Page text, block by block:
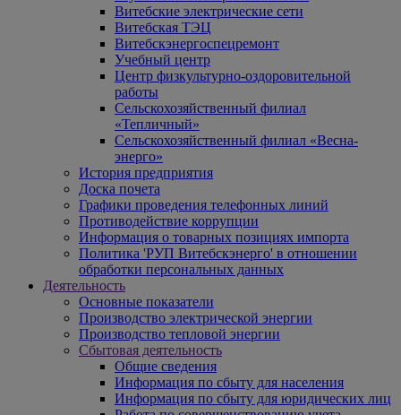
Витебские электрические сети
Витебская ТЭЦ
Витебскэнергоспецремонт
Учебный центр
Центр физкультурно-оздоровительной
работы
Сельскохозяйственный филиал
«Тепличный»
Сельскохозяйственный филиал «Весна-
энерго»
История предприятия
Доска почета
Графики проведения телефонных линий
Противодействие коррупции
Информация о товарных позициях импорта
Политика 'РУП Витебскэнерго' в отношении
обработки персональных данных
Деятельность
Основные показатели
Производство электрической энергии
Производство тепловой энергии
Сбытовая деятельность
Общие сведения
Информация по сбыту для населения
Информация по сбыту для юридических лиц